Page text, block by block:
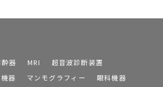
器 MRI
超音波診断装置
器 マンモグラフィー
眼科機器